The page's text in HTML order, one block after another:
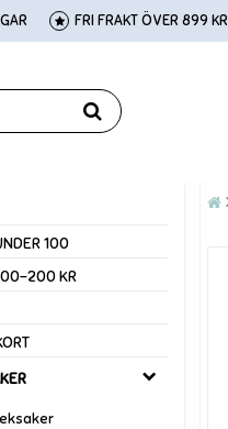
FRI FRAKT ÖVER 899 KR
100
200 KR